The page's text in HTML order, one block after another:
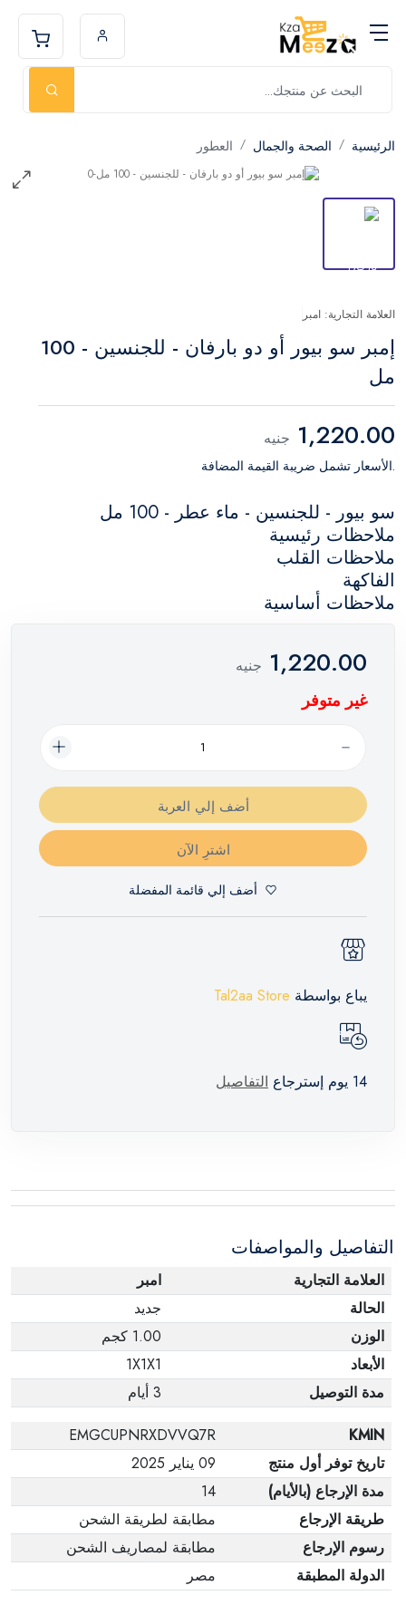
الرئيسية الصحة والجمال العطور
العلامة التجارية: امبر
إمبر سو بيور أو دو بارفان - للجنسين - 100
مل
1,220.00 جنيه
.الأسعار تشمل ضريبة القيمة المضافة
سو بيور - للجنسين - ماء عطر - 100 مل
ملاحظات رئيسية
ملاحظات القلب
الفاكهة
ملاحظات أساسية
1,220.00 جنيه
غير متوفر
أضف إلي العربة
اشترِ الآن
أضف إلي قائمة المفضلة
يباع بواسطة Tal2aa Store
14 يوم إسترجاع التفاصيل
التفاصيل والمواصفات
العلامة التجارية
امبر
الحالة
جديد
الوزن
1.00 كجم
الأبعاد
1X1X1
مدة التوصيل
3 أيام
KMIN
EMGCUPNRXDVVQ7R
تاريخ توفر أول منتج
09 يناير 2025
مدة الإرجاع (بالأيام)
14
طريقة الإرجاع
مطابقة لطريقة الشحن
رسوم الإرجاع
مطابقة لمصاريف الشحن
الدولة المطبقة
مصر